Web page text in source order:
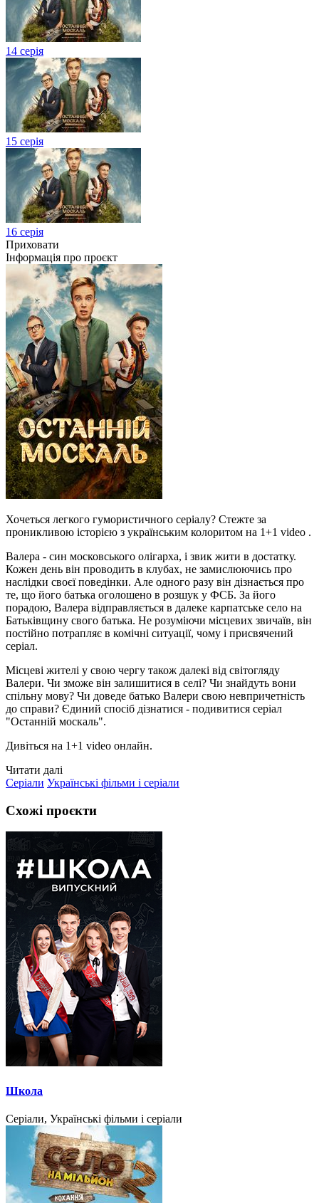
14 серія
15 серія
16 серія
Приховати
Інформація про проєкт
Хочеться легкого гумористичного серіалу? Стежте за
проникливою історією з українським колоритом на 1+1 video .
Валера - син московського олігарха, і звик жити в достатку.
Кожен день він проводить в клубах, не замислюючись про
наслідки своєї поведінки. Але одного разу він дізнається про
те, що його батька оголошено в розшук у ФСБ. За його
порадою, Валера відправляється в далеке карпатське село на
Батьківщину свого батька. Не розуміючи місцевих звичаїв, він
постійно потрапляє в комічні ситуації, чому і присвячений
серіал.
Місцеві жителі у свою чергу також далекі від світогляду
Валери. Чи зможе він залишитися в селі? Чи знайдуть вони
спільну мову? Чи доведе батько Валери свою невпричетність
до справи? Єдиний спосіб дізнатися - подивитися серіал
"Останній москаль".
Дивіться на 1+1 video онлайн.
Читати далі
Серіали Українські фільми і серіали
Схожі проєкти
Школа
Серіали, Українські фільми і серіали